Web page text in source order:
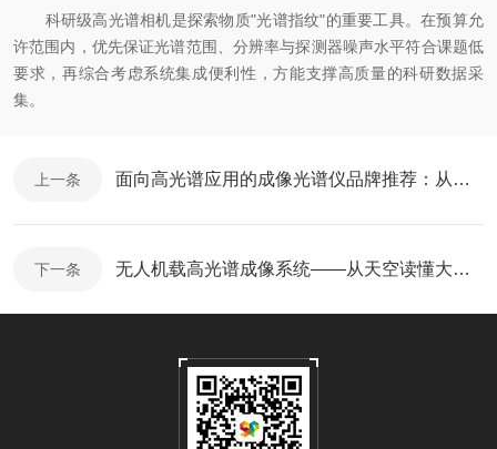
科研级高光谱相机是探索物质"光谱指纹"的重要工具。在预算允
许范围内，优先保证光谱范围、分辨率与探测器噪声水平符合课题低
要求，再综合考虑系统集成便利性，方能支撑高质量的科研数据采
集。
上一条 面向高光谱应用的成像光谱仪品牌推荐：从实验室到无人机载平台，杭州高谱成像更专业
下一条 无人机载高光谱成像系统——从天空读懂大地每一寸物质的光谱密码